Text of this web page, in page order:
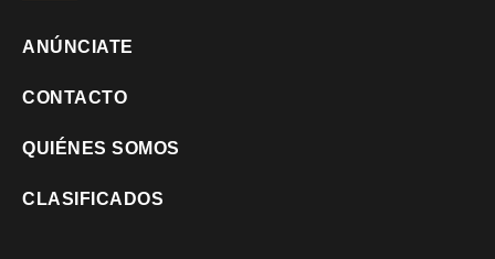
ANÚNCIATE
CONTACTO
QUIÉNES SOMOS
CLASIFICADOS